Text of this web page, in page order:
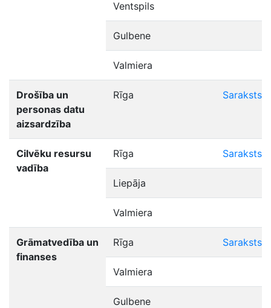
Ventspils
Gulbene
Valmiera
Drošība un
personas datu
aizsardzība
Rīga Saraksts
Cilvēku resursu
vadība
Rīga Saraksts
Liepāja
Valmiera
Grāmatvedība un
finanses
Rīga Saraksts
Valmiera
Gulbene